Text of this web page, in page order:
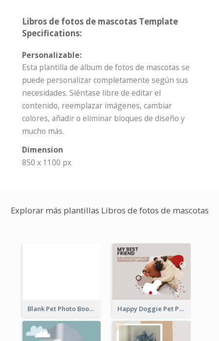
Libros de fotos de mascotas Template
Specifications:
Personalizable:
Esta plantilla de álbum de fotos de mascotas se
puede personalizar completamente según sus
necesidades. Siéntase libre de editar el
contenido, reemplazar imágenes, cambiar
colores, añadir o eliminar bloques de diseño y
mucho más.
Dimension
850 x 1100 px
Explorar más plantillas Libros de fotos de mascotas
Blank Pet Photo Book Happy Doggie Pet Photo Book